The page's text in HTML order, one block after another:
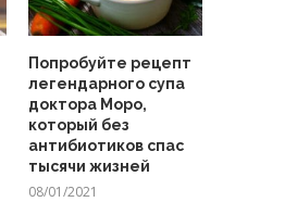
Попробуйте рецепт
легендарного супа
доктора Моро,
который без
антибиотиков спас
тысячи жизней
08/01/2021